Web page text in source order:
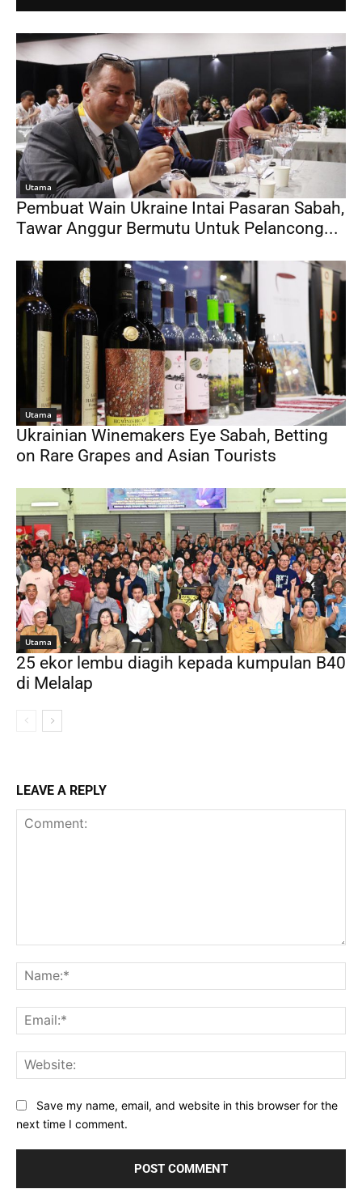
Utama
Pembuat Wain Ukraine Intai Pasaran Sabah,
Tawar Anggur Bermutu Untuk Pelancong...
Utama
Ukrainian Winemakers Eye Sabah, Betting
on Rare Grapes and Asian Tourists
Utama
25 ekor lembu diagih kepada kumpulan B40
di Melalap
LEAVE A REPLY
Save my name, email, and website in this browser for the
next time I comment.